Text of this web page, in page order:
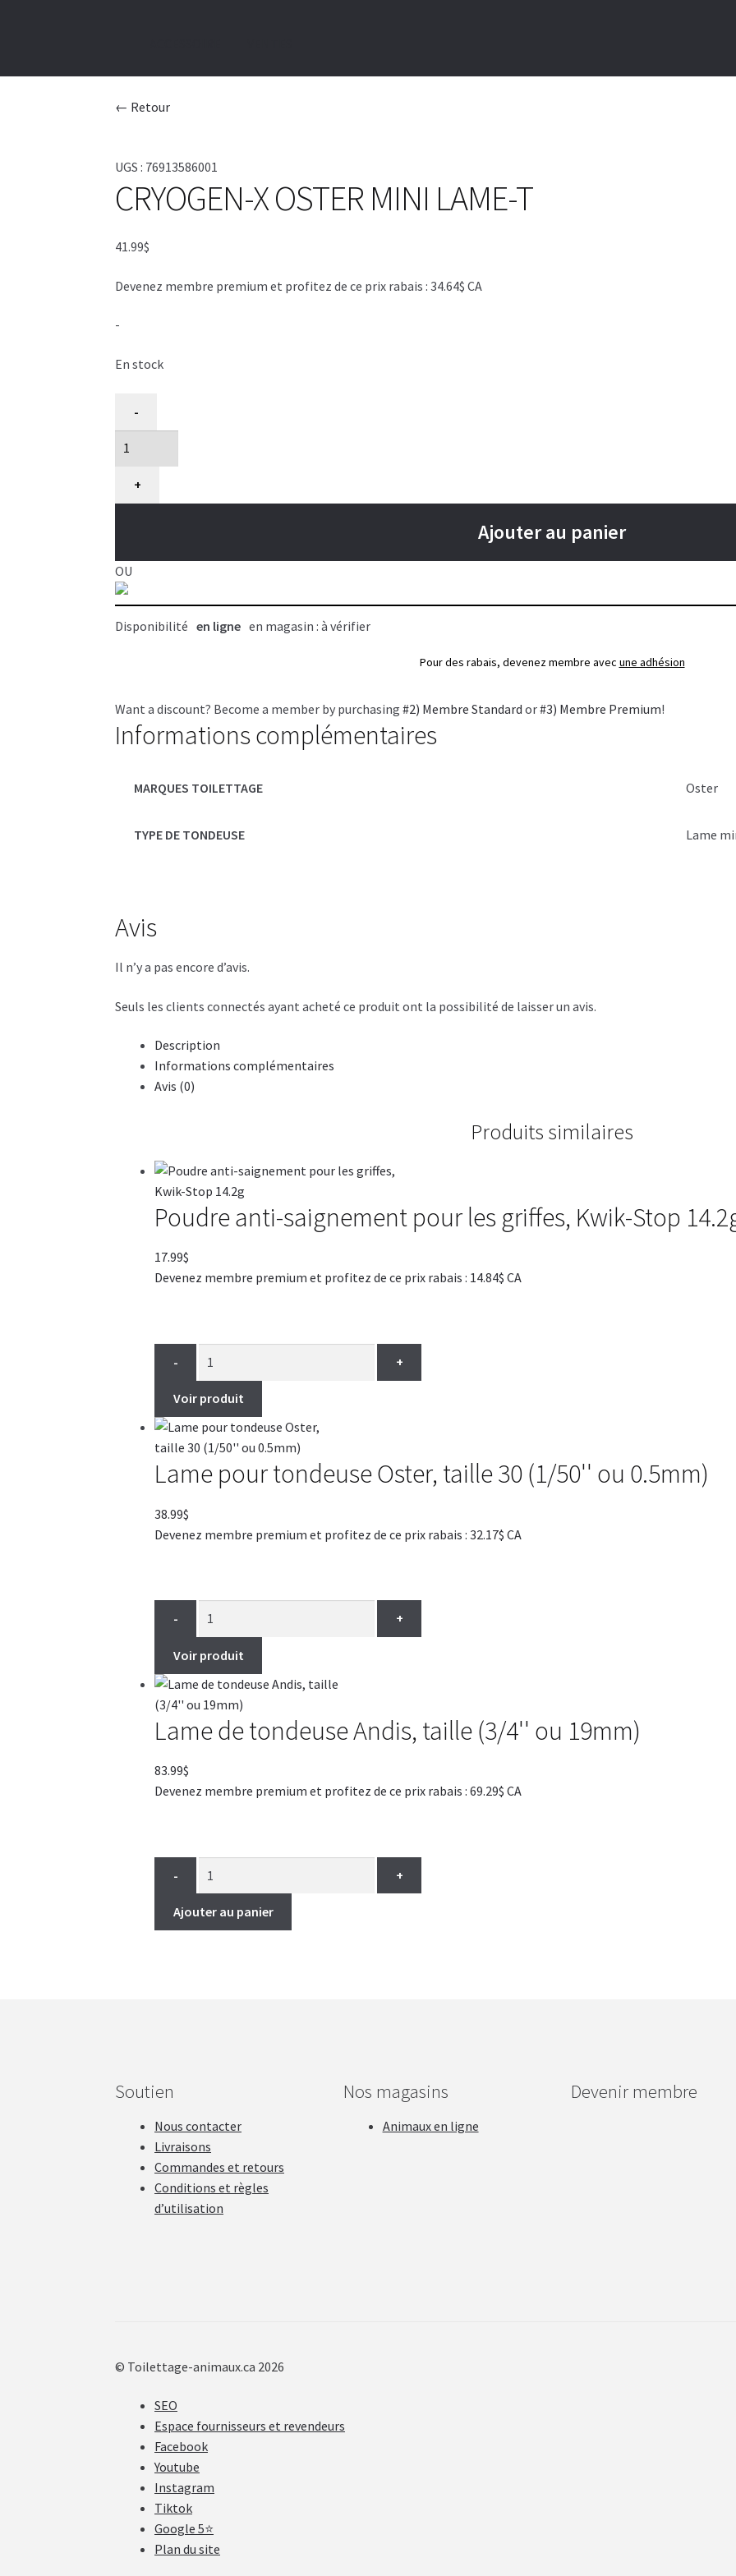
← Retour
UGS : 76913586001
CRYOGEN-X OSTER MINI LAME-T
41.99$
Devenez membre premium et profitez de ce prix rabais : 34.64$ CA
-
En stock
CRYOGEN-
OSTER
MINI
-
+
Ajouter au panier
OU
Disponibilité en ligne en magasin : à vérifier
Pour des rabais, devenez membre avec une adhésion
Want a discount? Become a member by purchasing#2) Membre Standard or#3) Membre Premium!
Informations complémentaires
MARQUES TOILETTAGE Oster
TYPE DE TONDEUSE Lame
Avis
Il n’y a pas encore d’avis.
Seuls les clients connectés ayant acheté ce produit ont la possibilité de laisser un avis.
Description
Informations complémentaires
Avis (0)
Produits similaires
Poudre anti-saignement pour les griffes, Kwik-Stop
17.99$
Devenez membre premium et profitez de ce prix rabais : 14.84$ CA
- +
Voir produit
Lame pour tondeuse Oster, taille 30 (1/50'' ou 0.5mm)
38.99$
Devenez membre premium et profitez de ce prix rabais : 32.17$ CA
- +
Voir produit
Lame de tondeuse Andis, taille (3/4'' ou 19mm)
83.99$
Devenez membre premium et profitez de ce prix rabais : 69.29$ CA
- +
Ajouter au panier
Soutien
Nous contacter
Livraisons
Commandes et retours
Conditions et règles
d’utilisation
Nos magasins
Animaux en ligne
Devenir membre
© Toilettage-animaux.ca 2026
SEO
Espace fournisseurs et revendeurs
Facebook
Youtube
Instagram
Tiktok
Google 5⭐
Plan du site